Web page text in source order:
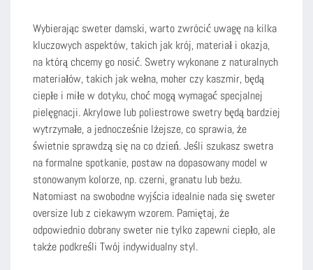
Wybierając sweter damski, warto zwrócić uwagę na kilka
kluczowych aspektów, takich jak krój, materiał i okazja,
na którą chcemy go nosić. Swetry wykonane z naturalnych
materiałów, takich jak wełna, moher czy kaszmir, będą
ciepłe i miłe w dotyku, choć mogą wymagać specjalnej
pielęgnacji. Akrylowe lub poliestrowe swetry będą bardziej
wytrzymałe, a jednocześnie lżejsze, co sprawia, że
świetnie sprawdzą się na co dzień. Jeśli szukasz swetra
na formalne spotkanie, postaw na dopasowany model w
stonowanym kolorze, np. czerni, granatu lub beżu.
Natomiast na swobodne wyjścia idealnie nada się sweter
oversize lub z ciekawym wzorem. Pamiętaj, że
odpowiednio dobrany sweter nie tylko zapewni ciepło, ale
także podkreśli Twój indywidualny styl.